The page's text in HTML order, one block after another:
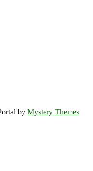
by Mystery Themes.